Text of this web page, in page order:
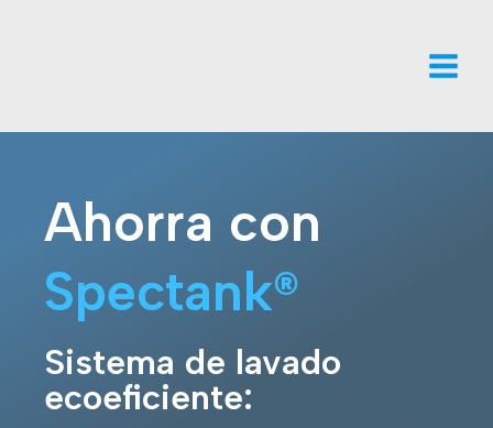
Main
Menu
Ahorra con
Spectank®
Sistema de lavado
ecoeficiente: